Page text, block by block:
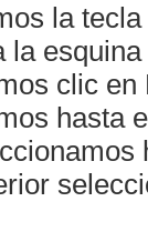
la
clic en
hasta